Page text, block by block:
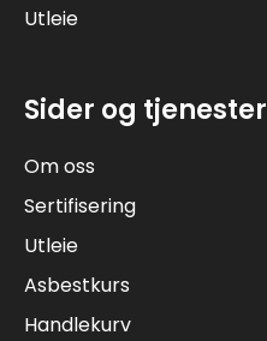
Utleie
Sider og tjenester
Om oss
Sertifisering
Utleie
Asbestkurs
Handlekurv